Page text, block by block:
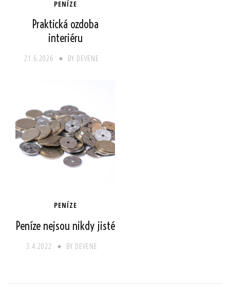
PENÍZE
Praktická ozdoba
interiéru
21.6.2026 BY DEVENE
PENÍZE
Peníze nejsou nikdy jisté
3.4.2022 BY DEVENE